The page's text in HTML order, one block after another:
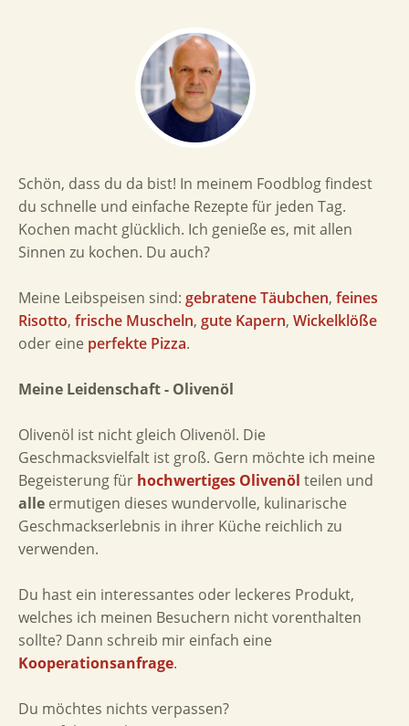
Schön, dass du da bist! In meinem Foodblog findest
du schnelle und einfache Rezepte für jeden Tag.
Kochen macht glücklich. Ich genieße es, mit allen
Sinnen zu kochen. Du auch?
Meine Leibspeisen sind: gebratene Täubchen, feines
Risotto, frische Muscheln, gute Kapern, Wickelklöße
oder eine perfekte Pizza.
Meine Leidenschaft - Olivenöl
Olivenöl ist nicht gleich Olivenöl. Die
Geschmacksvielfalt ist groß. Gern möchte ich meine
Begeisterung für hochwertiges Olivenöl teilen und
alle ermutigen dieses wundervolle, kulinarische
Geschmackserlebnis in ihrer Küche reichlich zu
verwenden.
Du hast ein interessantes oder leckeres Produkt,
welches ich meinen Besuchern nicht vorenthalten
sollte? Dann schreib mir einfach eine
Kooperationsanfrage.
Du möchtes nichts verpassen?